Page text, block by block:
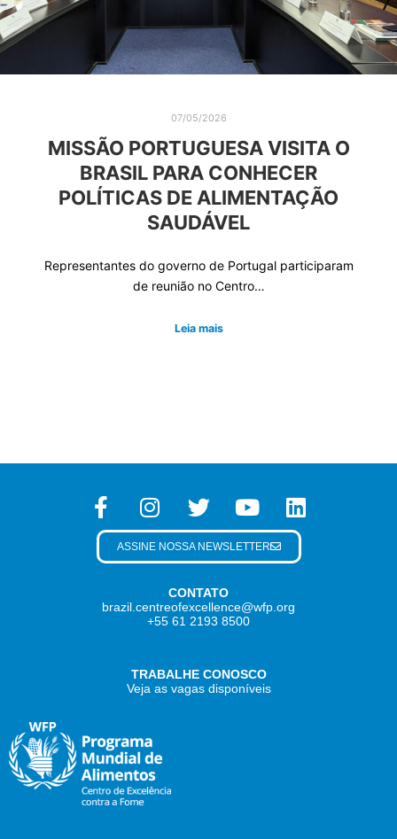
07/05/2026
MISSÃO PORTUGUESA VISITA O
BRASIL PARA CONHECER
POLÍTICAS DE ALIMENTAÇÃO
SAUDÁVEL
Representantes do governo de Portugal participaram
de reunião no Centro…
Leia mais
CONTATO
brazil.centreofexcellence@wfp.org
+55 61 2193 8500
TRABALHE CONOSCO
Veja as vagas disponíveis
ASSINE NOSSA NEWSLETTER